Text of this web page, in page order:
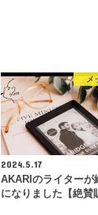
メ
2024.5.17
AKARIのライターが
になりました【絶賛